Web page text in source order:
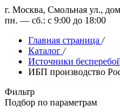
г. Москва, Смольная ул.,
пн. — сб.: с 9:00 до 18:00
Главная страница /
Каталог /
Источники
ИБП производство
Фильтр
Подбор по параметрам